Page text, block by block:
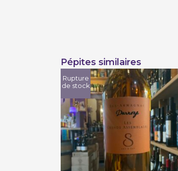
Pépites similaires
Rupture
de stock
Darroze « Bas-Armagnac 8
ans »